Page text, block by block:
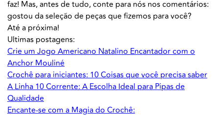
faz! Mas, antes de tudo, conte para nós nos comentários:
gostou da seleção de peças que fizemos para você?
Até a próxima!
Ultimas postagens:
Crie um Jogo Americano Natalino Encantador com o
Anchor Mouliné
Crochê para iniciantes: 10 Coisas que você precisa saber
A Linha 10 Corrente: A Escolha Ideal para Pipas de
Qualidade
Encante-se com a Magia do Crochê: